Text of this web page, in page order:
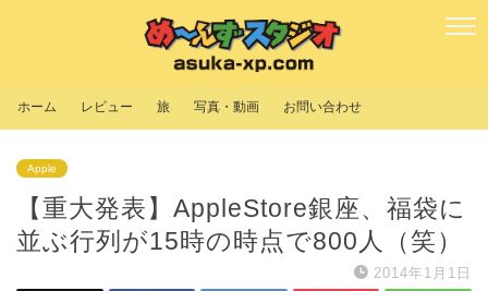
ホーム レビュー 旅 写真・動画 お問い合わせ
Apple
【重大発表】AppleStore銀座、福袋に
並ぶ行列が15時の時点で800人（笑）
2014年1月1日